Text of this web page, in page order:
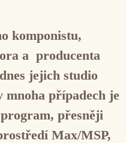
komponistu,
a producenta
jejich studio
mnoha případech je
přesněji
Max/MSP,